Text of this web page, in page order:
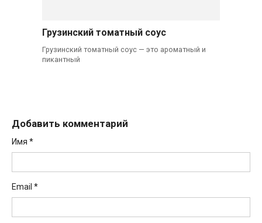
Грузинский томатный соус
Грузинский томатный соус — это ароматный и
пикантный
Добавить комментарий
Имя *
Email *